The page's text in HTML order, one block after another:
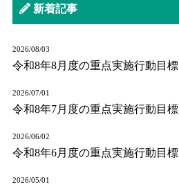
新着記事
2026/08/03
令和8年8月度の重点実施行動目標
2026/07/01
令和8年7月度の重点実施行動目標
2026/06/02
令和8年6月度の重点実施行動目標
2026/05/01